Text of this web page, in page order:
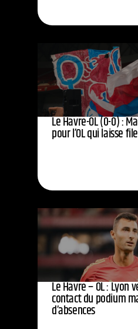
Le Havre-OL (0-0) :
pour l’OL qui laisse
Le Havre – OL : Lyon
contact du podium
d’absences